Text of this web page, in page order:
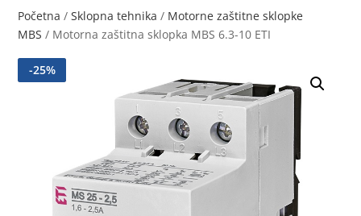
Početna /Sklopna tehnika / Motorne zaštitne sklopke
MBS / Motorna zaštitna sklopka MBS 6.3-10 ETI
-25%